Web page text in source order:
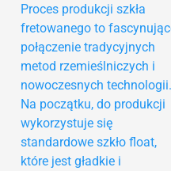
Proces produkcji szkła
fretowanego to
połączenie tradycyjnych
metod rzemieślniczych i
nowoczesnych technologii.
Na początku, do produkcji
wykorzystuje się
standardowe szkło float,
które jest gładkie i